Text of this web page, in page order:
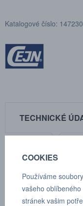
Katalogové číslo:
TECHNICKÉ
Materiál vsuvky: Kalená
Rozmezí teplot: -30°C
Max. pracovní tlak: 350
COOKIES
Používáme
vašeho
stránek vašim